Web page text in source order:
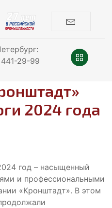
29-99
2024 года
год – насыщенный
и профессиональными
«Кронштадт». В этом